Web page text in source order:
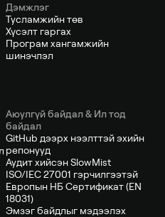
Дэмжлэг
Тусламжийн төв
Хүсэлт гаргах
Програм хангамжийн
шинэчлэл
Аюулгүй байдал & Ил тод
байдал
GitHub дээрх нээлттэй эхийн
репонууд
Аудит хийсэн SlowMist
ISO/IEC 27001 гэрчилгээтэй
Европын НБ Сертификат (EN
18031)
Эмзэг байдлыг мэдээлэх